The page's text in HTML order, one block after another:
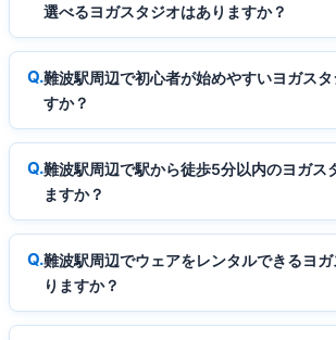
選べるヨガスタジオはありますか？
難波駅周辺で初心者が始めやすいヨガスタ
すか？
難波駅周辺で駅から徒歩5分以内のヨガス
ますか？
難波駅周辺でウェアをレンタルできるヨ
りますか？